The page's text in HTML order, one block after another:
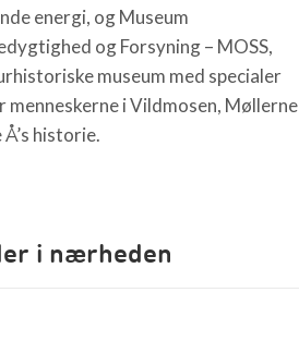
energi, og Museum
og Forsyning – MOSS,
museum med specialer
menneskerne i Vildmosen, Møllerne
Å’s historie.
i nærheden